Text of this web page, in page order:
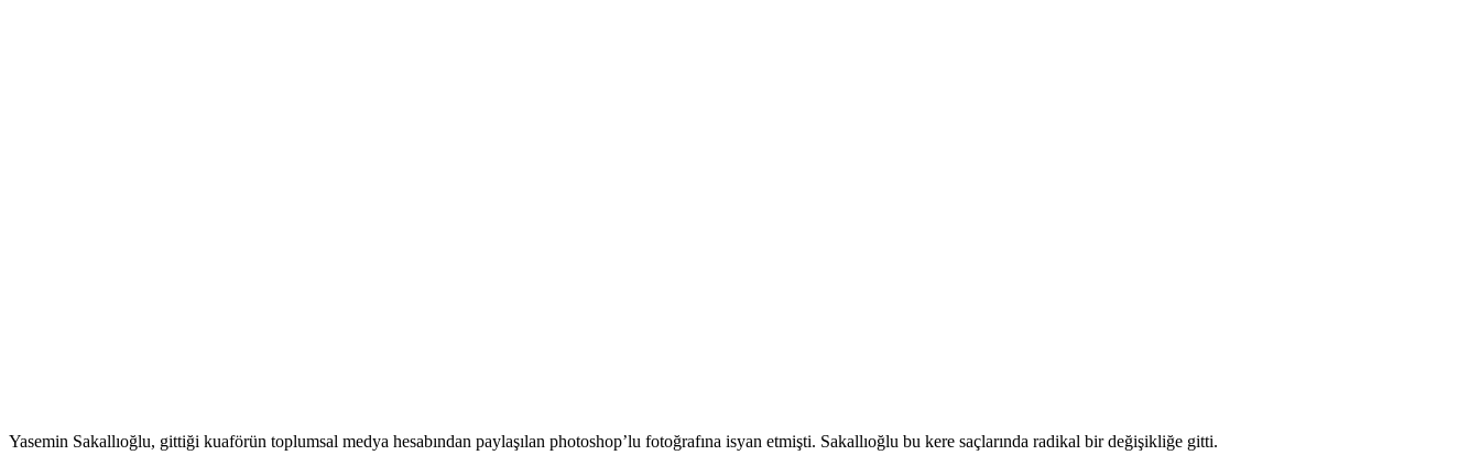
Yasemin Sakallıoğlu, gittiği kuaförün toplumsal medya hesabından paylaşılan photoshop’lu fotoğrafına isyan etmişti. Sakallıoğlu bu kere saçlarında radikal bir değişikliğe gitti.